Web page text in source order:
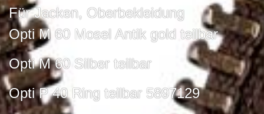
Für Jacken, Oberbekleidung
Opti M 60 Mosel Antik gold teilbar
Opti M 60 Silber teilbar
Opti P 40 Ring teilbar 5897129